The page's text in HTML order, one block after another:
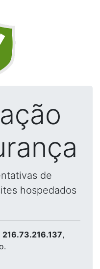
de
hospedados
216.73.216.137,